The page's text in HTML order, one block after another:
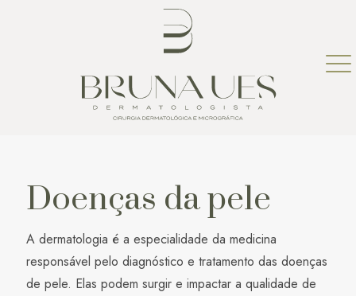
Doenças da pele
A dermatologia é a especialidade da medicina
responsável pelo diagnóstico e tratamento das doenças
de pele. Elas podem surgir e impactar a qualidade de